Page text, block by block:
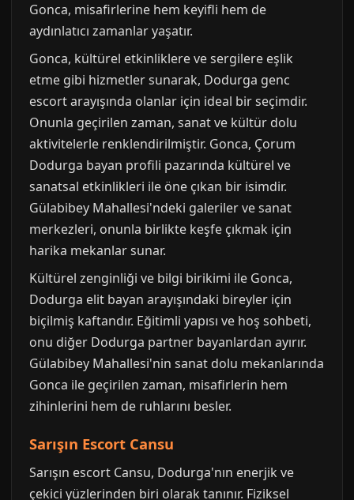
Gonca, misafirlerine hem keyifli hem de
aydınlatıcı zamanlar yaşatır.
Gonca, kültürel etkinliklere ve sergilere eşlik
etme gibi hizmetler sunarak, Dodurga genc
escort arayışında olanlar için ideal bir seçimdir.
Onunla geçirilen zaman, sanat ve kültür dolu
aktivitelerle renklendirilmiştir. Gonca, Çorum
Dodurga bayan profili pazarında kültürel ve
sanatsal etkinlikleri ile öne çıkan bir isimdir.
Gülabibey Mahallesi'ndeki galeriler ve sanat
merkezleri, onunla birlikte keşfe çıkmak için
harika mekanlar sunar.
Kültürel zenginliği ve bilgi birikimi ile Gonca,
Dodurga elit bayan arayışındaki bireyler için
biçilmiş kaftandır. Eğitimli yapısı ve hoş sohbeti,
onu diğer Dodurga partner bayanlardan ayırır.
Gülabibey Mahallesi'nin sanat dolu mekanlarında
Gonca ile geçirilen zaman, misafirlerin hem
zihinlerini hem de ruhlarını besler.
Sarışın Escort Cansu
Sarışın escort Cansu, Dodurga'nın enerjik ve
çekici yüzlerinden biri olarak tanınır. Fiziksel